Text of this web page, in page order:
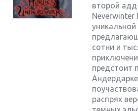
второй
Neverwinter
сотни и
предстоит
распрях
Крупнейшие релизы мая: